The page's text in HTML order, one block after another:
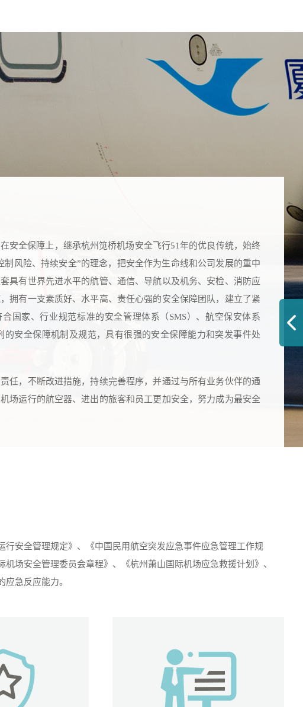
安全保障上，继承杭州笕桥机场安全飞行51年的优良传统，始终
制风险、持续安全”的理念，把安全作为生命线和公司发展的重中
具有世界先进水平的航管、通信、导航以及机务、安检、消防应
拥有一支素质好、水平高、责任心强的安全保障团队，建立了紧
国家、行业规范标准的安全管理体系（SMS）、航空保安体系
的安全保障机制及规范，具有很强的安全保障能力和突发事件处
任，不断改进措施，持续完善程序，并通过与所有业务伙伴的通
场运行的航空器、进出的旅客和员工更加安全，努力成为最安全
安全管理规定》、《中国民用航空突发应急事件应急管理工作规
场安全管理委员会章程》、《杭州萧山国际机场应急救援计划》、
急反应能力。